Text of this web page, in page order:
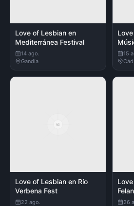
Love of Lesbian en
Mediterránea Festival
14 ago.
Gandía
15
Love of Lesbian en Río
Verbena Fest
22 ago. 26